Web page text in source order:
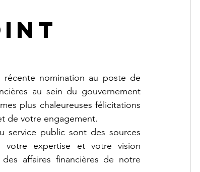
au sein du gouvernement
plus chaleureuses félicitations
de votre engagement.
votre expertise et votre vision
affaires financières de notre